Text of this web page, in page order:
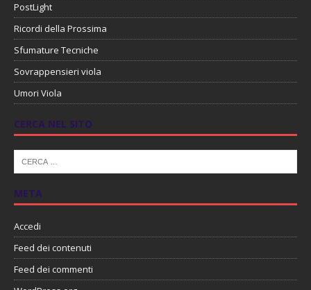
PostLight
Ricordi della Prossima
Sfumature Tecniche
Sovrappensieri viola
Umori Viola
CERCA NEL SITO
META
Accedi
Feed dei contenuti
Feed dei commenti